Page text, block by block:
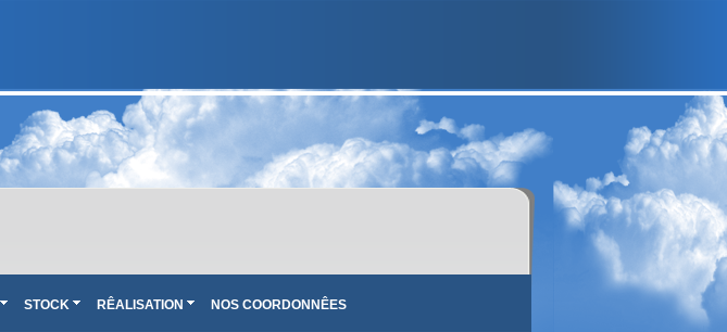
STOCK RÊALISATION NOS COORDONNÊES